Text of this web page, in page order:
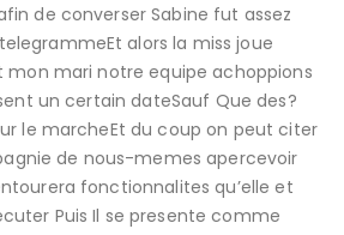
de converser Sabine fut assez
alors la miss joue
mon mari notre equipe achoppions
un certain dateSauf Que des?
le marcheEt du coup on peut citer
de nous-memes apercevoir
fonctionnalites qu’elle et
Puis Il se presente comme